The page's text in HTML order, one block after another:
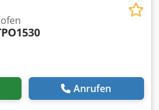
Anrufen